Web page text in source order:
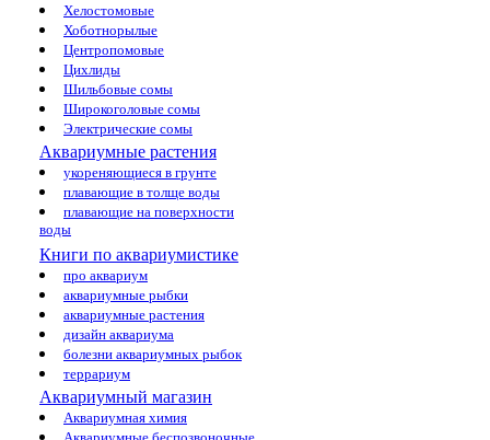
Хелостомовые
Хоботнорылые
Центропомовые
Цихлиды
Шильбовые сомы
Широкоголовые сомы
Электрические сомы
Аквариумные растения
укореняющиеся в грунте
плавающие в толще воды
плавающие на поверхности
воды
Книги по аквариумистике
про аквариум
аквариумные рыбки
аквариумные растения
дизайн аквариума
болезни аквариумных рыбок
террариум
Аквариумный магазин
Аквариумная химия